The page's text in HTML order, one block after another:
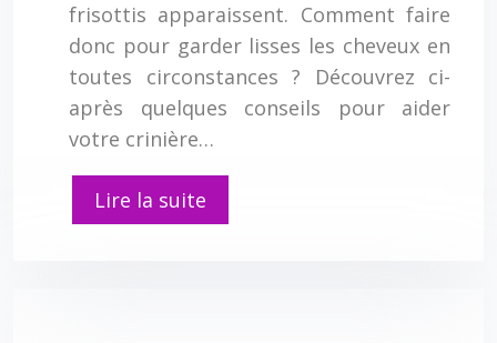
frisottis apparaissent. Comment faire
donc pour garder lisses les cheveux en
toutes circonstances ? Découvrez ci-
après quelques conseils pour aider
votre crinière…
Lire la suite